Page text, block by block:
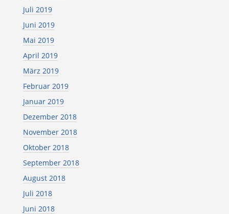
Juli 2019
Juni 2019
Mai 2019
April 2019
März 2019
Februar 2019
Januar 2019
Dezember 2018
November 2018
Oktober 2018
September 2018
August 2018
Juli 2018
Juni 2018